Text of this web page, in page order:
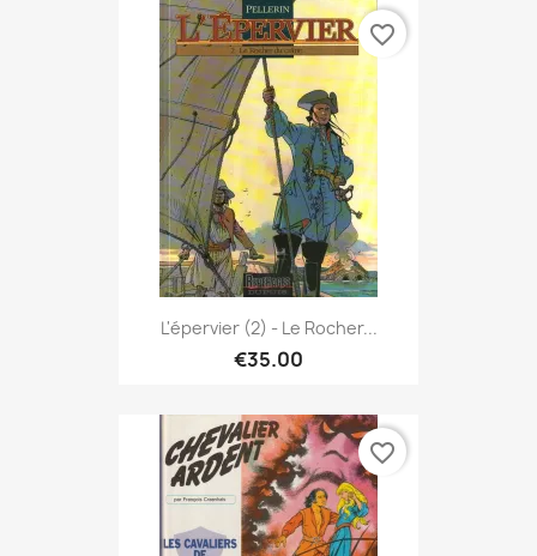
L'épervier (2) - Le Rocher...
€35.00
favorite_border
favorite_border